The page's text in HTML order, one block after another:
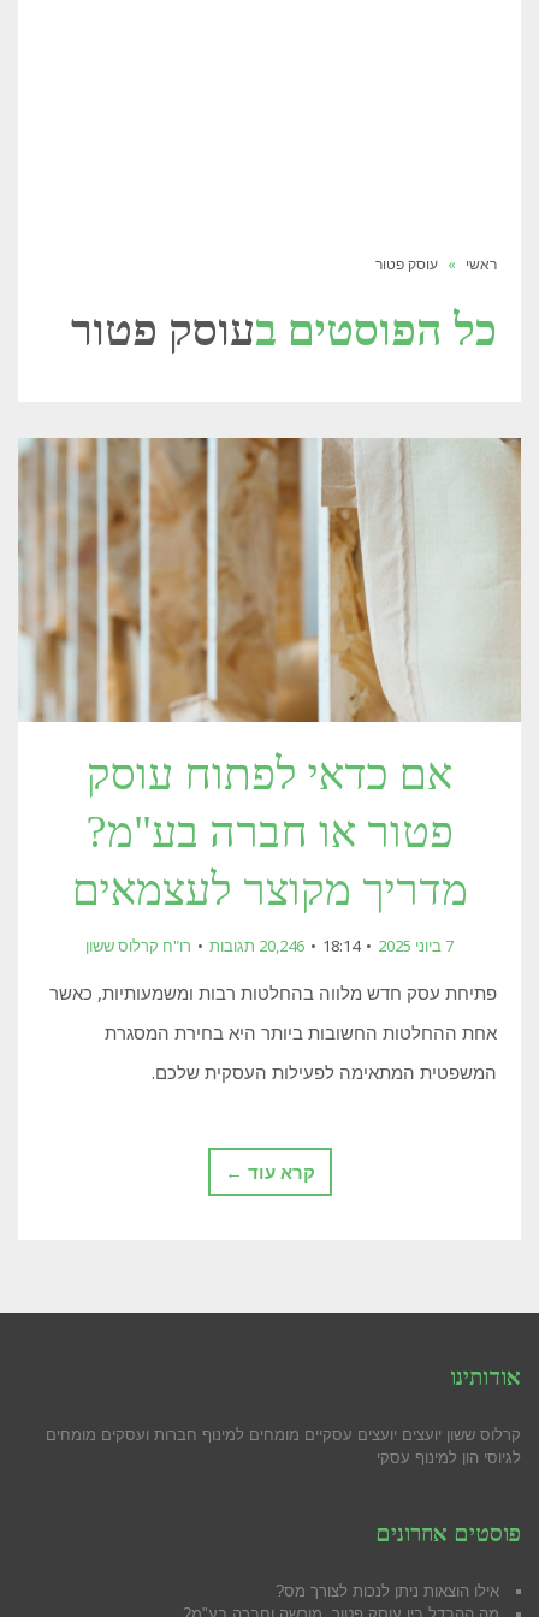
ראשי » עוסק פטור
כל הפוסטים בעוסק פטור
אם כדאי לפתוח עוסק
פטור או חברה בע"מ?
מדריך מקוצר לעצמאים
7 ביוני 2025 18:14 20,246 תגובות רו"ח קרלוס ששון
פתיחת עסק חדש מלווה בהחלטות רבות ומשמעותיות, כאשר
אחת ההחלטות החשובות ביותר היא בחירת המסגרת
המשפטית המתאימה לפעילות העסקית שלכם.
קרא עוד ←
אודותינו
קרלוס ששון יועצים יועצים עסקיים מומחים למינוף חברות ועסקים מומחים
לגיוסי הון למינוף עסקי
פוסטים אחרונים
אילו הוצאות ניתן לנכות לצורך מס?